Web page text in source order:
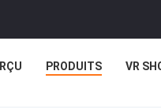
PRODUITS VR